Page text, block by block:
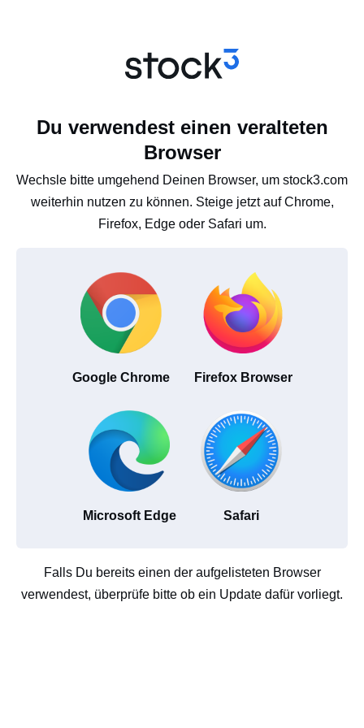
Du verwendest einen veralteten
Browser
Wechsle bitte umgehend Deinen Browser, um stock3.com
weiterhin nutzen zu können. Steige jetzt auf Chrome,
Firefox, Edge oder Safari um.
Google Chrome Firefox Browser
Microsoft Edge Safari
Falls Du bereits einen der aufgelisteten Browser
verwendest, überprüfe bitte ob ein Update dafür vorliegt.